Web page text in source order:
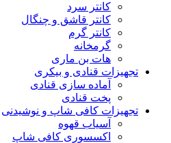
کانتر سرد
کانتر قاشق و چنگال
کانتر گرم
گرمخانه
هات بن ماری
تجهیزات قنادی و بیکری
آماده سازی قنادی
پخت قنادی
تجهیزات کافی شاپ و نوشیدنی
آسیاب قهوه
اکسسوری کافی شاپ